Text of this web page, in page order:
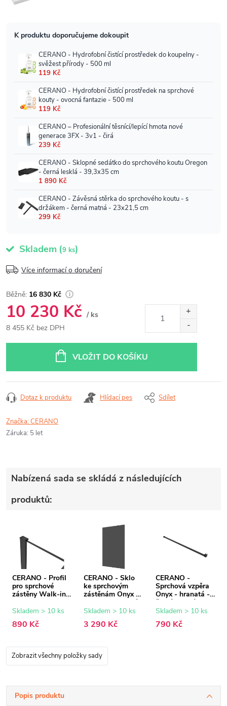
Skladem (9 ks)
Více informací o doručení
16 830 Kč
10 230 Kč / ks
8 455 Kč bez DPH
VLOŽIT DO KOŠÍKU
Dotaz k produktu Hlídací pes Sdílet
Značka:CERANO
Záruka: 5 let
Nabízená sada se skládá z následujících
produktů:
CERANO - Profil
pro sprchové
zástěny Walk-in
černá matná - 15
Skladem > 10 ks
890 Kč
CERANO - Sklo
ke sprchovým
zástěnám Onyx -
8 mm - grafitové
sklo - 90x200 cm
Skladem > 10 ks
3 290 Kč
CERANO -
Sprchová vzpěra
Onyx - hranatá -
černá matná -
150 cm
Skladem > 10 ks
790 Kč
Zobrazit všechny položky sady
Popis produktu